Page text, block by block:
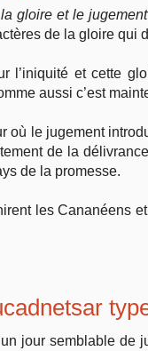
la gloire et le
de la gloire qui
l’iniquité et cette
aussi c’est
le jugement
de la
de la promesse.
les Cananéens
jour semblable de